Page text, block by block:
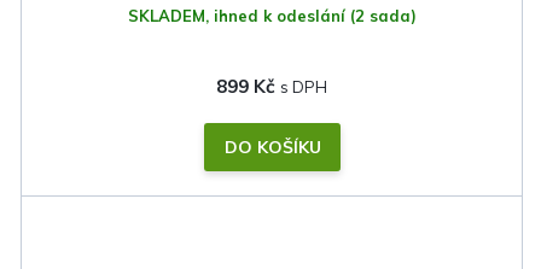
SKLADEM, ihned k odeslání (2 sada)
899 Kč
DO KOŠÍKU